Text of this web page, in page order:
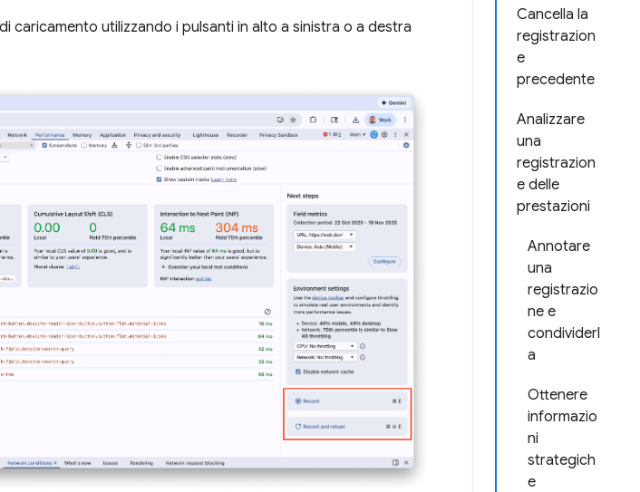
Cancella la
registrazion
e
precedente
Analizzare
una
registrazion
e delle
prestazioni
Annotare
una
registrazio
ne e
condividerl
a
Ottenere
informazio
ni
strategich
e
caricamento utilizzando i pulsanti in alto a sinistra o a destra